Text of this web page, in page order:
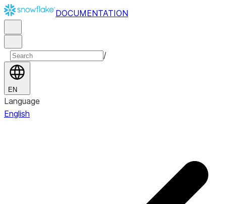
DOCUMENTATION
/
EN
Language
English